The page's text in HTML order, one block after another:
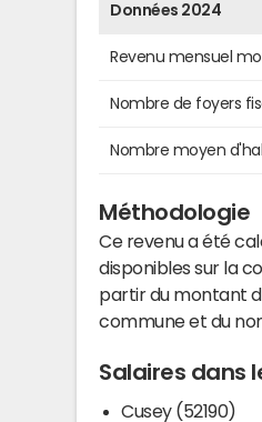
Données 2024
Revenu mensuel
Nombre de foyers
Nombre moyen
Méthodologie
Ce revenu a été
disponibles sur la
partir du montant
commune et du
Salaires dans
Cusey (52190)